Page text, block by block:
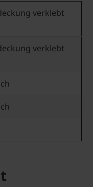
verklebt
verklebt